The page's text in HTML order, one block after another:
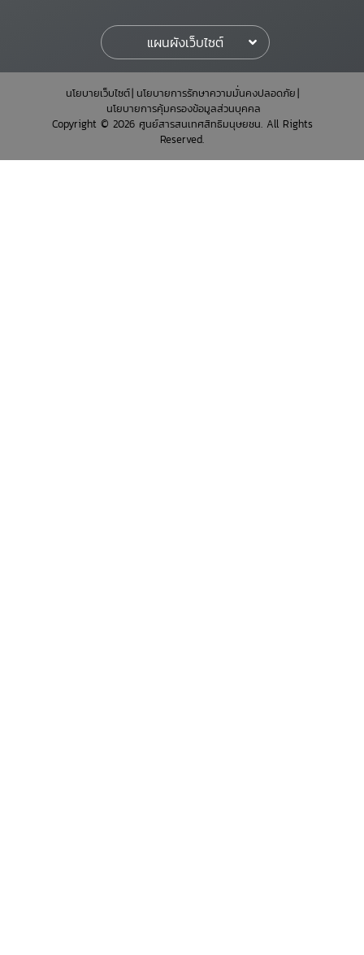
แผนผังเว็บไซต์
นโยบายเว็บไซต์ นโยบายการรักษาความมั่นคงปลอดภัย
นโยบายการคุ้มครองข้อมูลส่วนบุคคล
Copyright © 2026 ศูนย์สารสนเทศสิทธิมนุษยชน. All Rights
Reserved.